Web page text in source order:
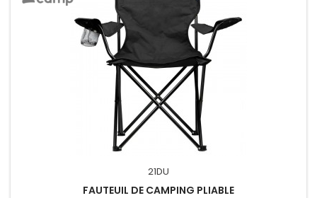
21DU
FAUTEUIL DE CAMPING PLIABLE